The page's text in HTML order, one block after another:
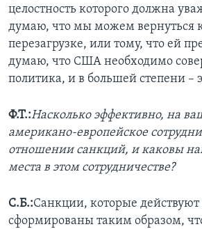
целостность которого должна
думаю, что мы можем вернуться
перезагрузке, или тому, что ей
думаю, что США необходимо
политика, и в большей степени –
Ф.Т.:Насколько эффективно, на
американо-европейское
отношении санкций, и каковы
места в этом сотрудничестве?
С.Б.:Санкции, которые
сформированы таким образом,